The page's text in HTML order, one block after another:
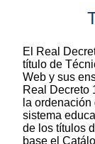
El Real
título de
Web y sus
Real Decreto
la
sistema
de los títulos
base el